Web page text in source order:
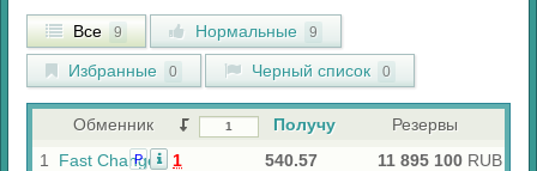
Все 9 Нормальные 9
Избранные 0 Черный список 0
Обменник Получу
Резервы
1
Fast Change
Р 1 540.57 11 895 100 RUB